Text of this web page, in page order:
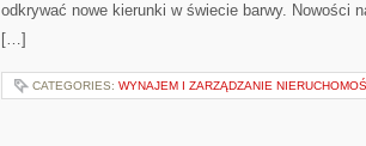
odkrywać nowe kierunki w świecie barwy. Nowości
[…]
CATEGORIES: WYNAJEM I ZARZĄDZANIE